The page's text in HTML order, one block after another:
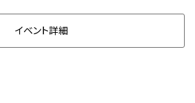
イベント詳細